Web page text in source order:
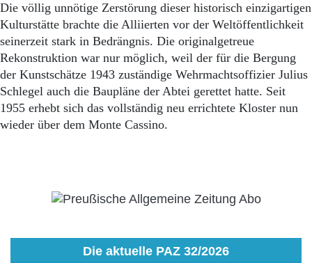
Die völlig unnötige Zerstörung dieser historisch einzigartigen
Kulturstätte brachte die Alliierten vor der Weltöffentlichkeit
seinerzeit stark in Bedrängnis. Die originalgetreue
Rekonstruktion war nur möglich, weil der für die Bergung
der Kunstschätze 1943 zuständige Wehrmachtsoffizier Julius
Schlegel auch die Baupläne der Abtei gerettet hatte. Seit
1955 erhebt sich das vollständig neu errichtete Kloster nun
wieder über dem Monte Cassino.
Die aktuelle PAZ 32/2026